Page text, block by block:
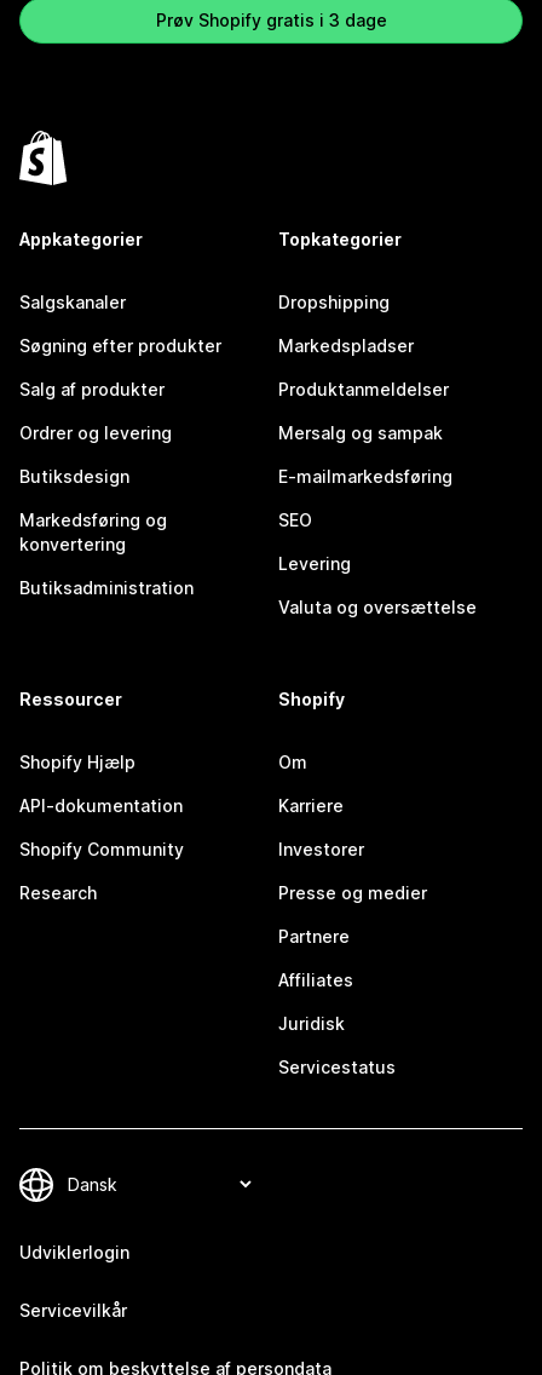
Prøv Shopify gratis i 3 dage
Appkategorier
Salgskanaler
Søgning efter produkter
Salg af produkter
Ordrer og levering
Butiksdesign
Markedsføring og
konvertering
Butiksadministration
Topkategorier
Dropshipping
Markedspladser
Produktanmeldelser
Mersalg og sampak
E-mailmarkedsføring
SEO
Levering
Valuta og oversættelse
Ressourcer
Shopify Hjælp
API-dokumentation
Shopify Community
Research
Shopify
Om
Karriere
Investorer
Presse og medier
Partnere
Affiliates
Juridisk
Servicestatus
Udviklerlogin
Servicevilkår
Politik om beskyttelse af persondata